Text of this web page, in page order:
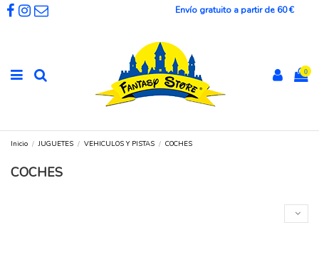
Envío gratuito a partir de 60 €
0
Inicio JUGUETES VEHICULOS Y PISTAS COCHES
COCHES